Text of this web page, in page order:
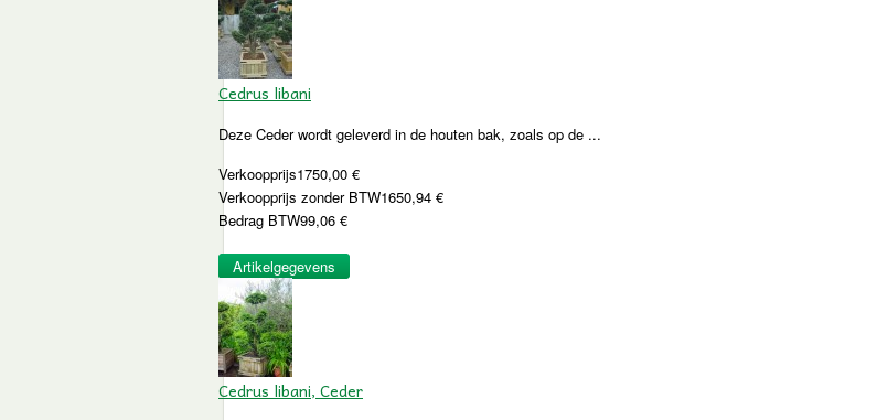
Cedrus libani
Deze Ceder wordt geleverd in de houten bak, zoals op de ...
Verkoopprijs1750,00 €
Verkoopprijs zonder BTW1650,94 €
Bedrag BTW99,06 €
Artikelgegevens
Cedrus libani, Ceder